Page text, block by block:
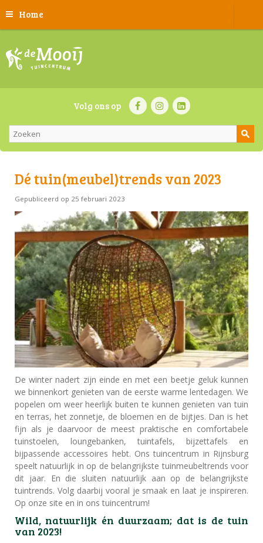
Home
Volg ons op
Dé tuin(meubel)trends van 2023
Gepubliceerd op 25 februari 2023
De winter nadert zijn einde en met een beetje geluk kunnen
we binnenkort genieten van de eerste warme lentedagen. We
popelen om weer heerlijk buiten te kunnen genieten van tuin
en terras, het zonnetje, de bloemen en de bijtjes. Dan is het
fijn als je daarvoor de meest praktische en comfortabele
tuinstoelen, loungebanken, tuintafels, bijzettafels en
bijpassende accessoires hebt. Ons tuincentrum in Rijnsburg
speelt natuurlijk in op de belangrijkste tuinmeubeltrends voor
dit jaar. En die sluiten natuurlijk aan op de belangrijkste
tuintrends. Volg daarbij vooral je smaak en laat je inspireren.
Op onze site en in ons tuincentrum!
Wild, natuurlijk én duurzaam; dat is de tuin
van 2023!